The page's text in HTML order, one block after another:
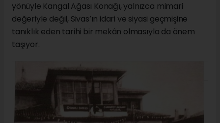
yönüyle Kangal Ağası Konağı, yalnızca mimari
değeriyle değil, Sivas’ın idari ve siyasi geçmişine
tanıklık eden tarihi bir mekân olmasıyla da önem
taşıyor.